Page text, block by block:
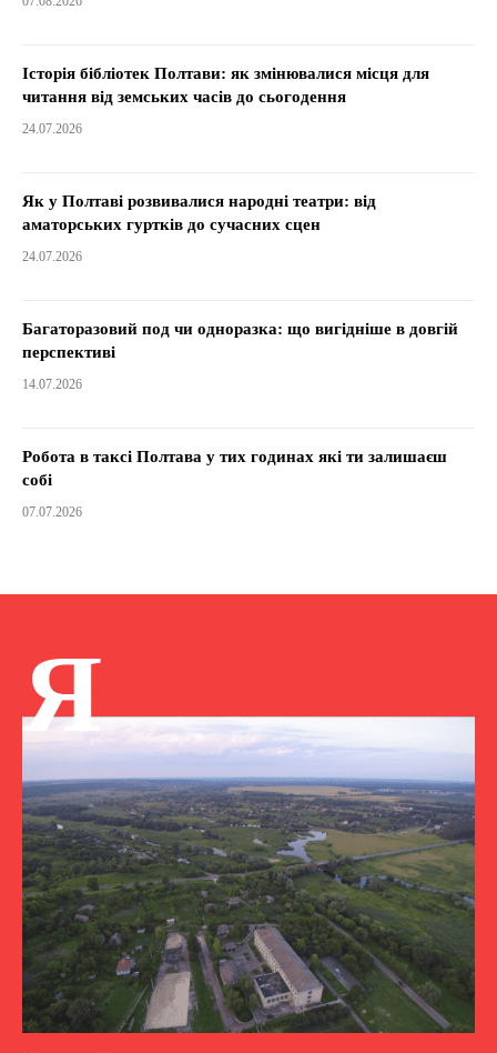
Історія бібліотек Полтави: як змінювалися місця для
читання від земських часів до сьогодення
24.07.2026
Як у Полтаві розвивалися народні театри: від
аматорських гуртків до сучасних сцен
24.07.2026
Багаторазовий под чи одноразка: що вигідніше в довгій
перспективі
14.07.2026
Робота в таксі Полтава у тих годинах які ти залишаєш
собі
07.07.2026
Я